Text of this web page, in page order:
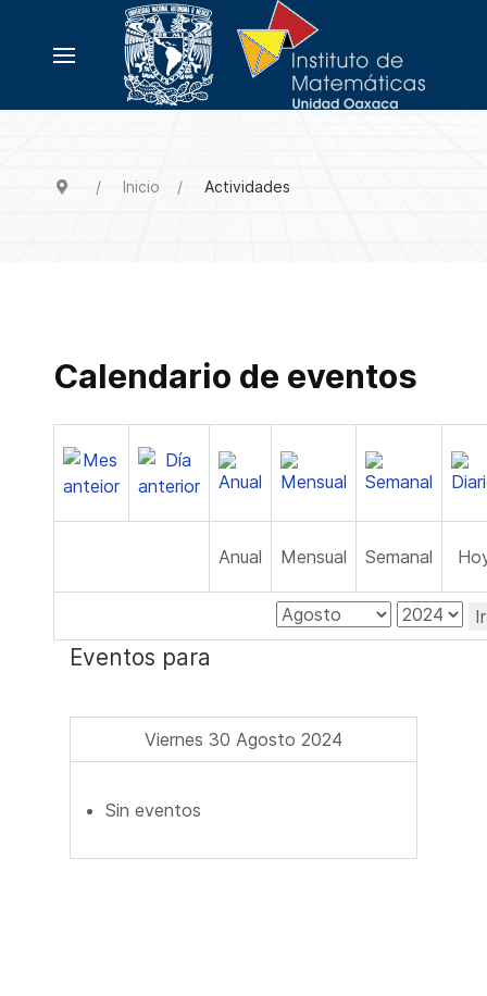
Inicio Actividades
Calendario de eventos
Anual Mensual Semanal
Eventos para
Viernes 30 Agosto 2024
Sin eventos